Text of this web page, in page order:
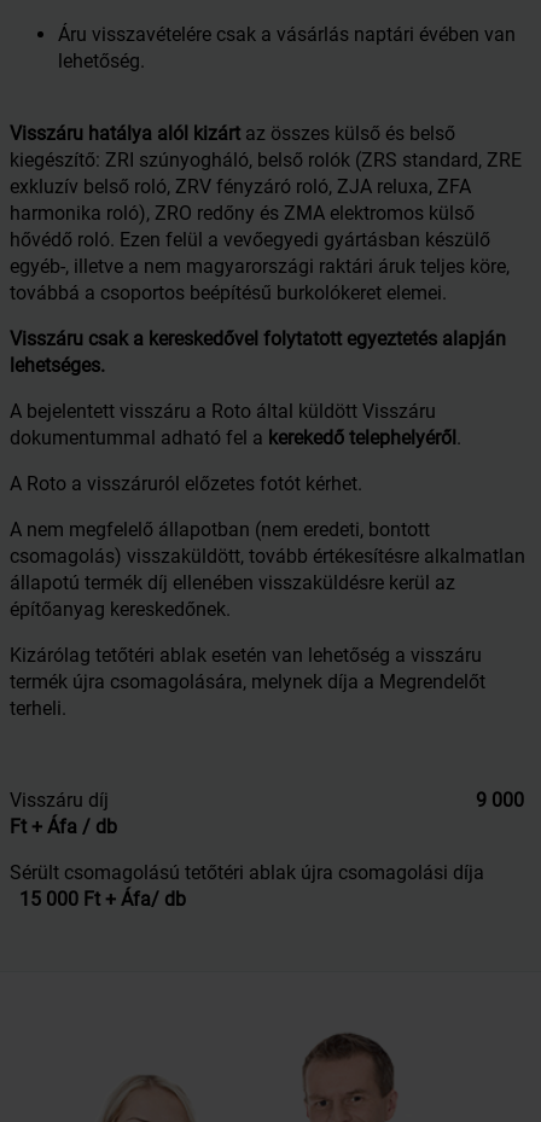
Áru visszavételére csak a vásárlás naptári évében van
lehetőség.
Visszáru hatálya alól kizárt az összes külső és belső
kiegészítő: ZRI szúnyogháló, belső rolók (ZRS standard, ZRE
exkluzív belső roló, ZRV fényzáró roló, ZJA reluxa, ZFA
harmonika roló), ZRO redőny és ZMA elektromos külső
hővédő roló. Ezen felül a vevőegyedi gyártásban készülő
egyéb-, illetve a nem magyarországi raktári áruk teljes köre,
továbbá a csoportos beépítésű burkolókeret elemei.
Visszáru csak a kereskedővel folytatott egyeztetés alapján
lehetséges.
A bejelentett visszáru a Roto által küldött Visszáru
dokumentummal adható fel a kerekedő telephelyéről .
A Roto a visszáruról előzetes fotót kérhet.
A nem megfelelő állapotban (nem eredeti, bontott
csomagolás) visszaküldött, tovább értékesítésre alkalmatlan
állapotú termék díj ellenében visszaküldésre kerül az
építőanyag kereskedőnek.
Kizárólag tetőtéri ablak esetén van lehetőség a visszáru
termék újra csomagolására, melynek díja a Megrendelőt
terheli.
Visszáru díj 9 000
Ft + Áfa / db
Sérült csomagolású tetőtéri ablak újra csomagolási díja
15 000 Ft + Áfa/ db